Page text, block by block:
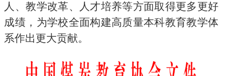
人、教学改革、人才培养等方面取得更多更好
成绩，为学校全面构建高质量本科教育教学体
系作出更大贡献。